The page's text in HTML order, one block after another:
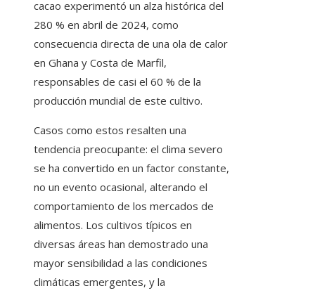
cacao experimentó un alza histórica del
280 % en abril de 2024, como
consecuencia directa de una ola de calor
en Ghana y Costa de Marfil,
responsables de casi el 60 % de la
producción mundial de este cultivo.
Casos como estos resalten una
tendencia preocupante: el clima severo
se ha convertido en un factor constante,
no un evento ocasional, alterando el
comportamiento de los mercados de
alimentos. Los cultivos típicos en
diversas áreas han demostrado una
mayor sensibilidad a las condiciones
climáticas emergentes, y la